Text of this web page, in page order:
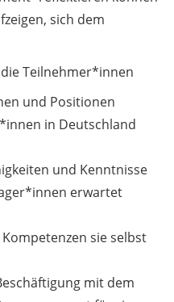
sich dem
Teilnehmer*innen
und Positionen
in Deutschland
und Kenntnisse
erwartet
sie selbst
mit dem